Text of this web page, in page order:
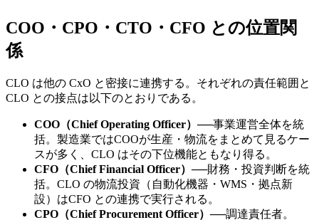
COO・CPO・CTO・CFO との位置関
係
CLO は他の CxO と密接に連携する。それぞれの責任範囲と
CLO との接点は以下のとおりである。
COO（Chief Operating Officer） ──事業運営全体を統
括。製造業ではCOOが生産・物流をまとめて見るケー
スが多く、CLO はその下位機能ともなり得る。
CFO（Chief Financial Officer） ──財務・投資判断を統
括。CLO の物流投資（自動化機器・WMS・拠点新
設）はCFO との連携で実行される。
CPO（Chief Procurement Officer） ──調達責任者。